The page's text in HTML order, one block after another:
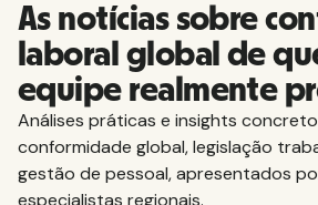
As notícias sobre
laboral global de
equipe realmente
Análises práticas e insights
conformidade global, legislação
gestão de pessoal, apresentados
especialistas regionais.